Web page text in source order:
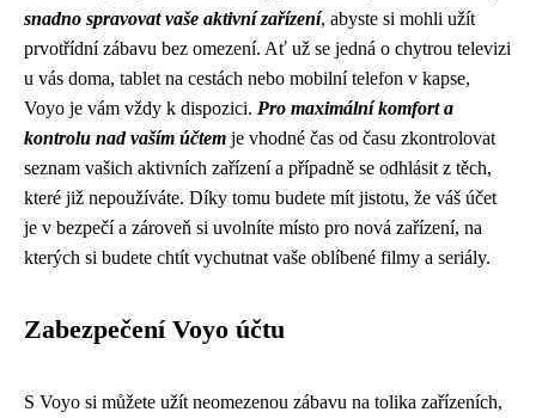
snadno spravovat vaše aktivní zařízení, abyste si mohli užít
prvotřídní zábavu bez omezení. Ať už se jedná o chytrou televizi
u vás doma, tablet na cestách nebo mobilní telefon v kapse,
Voyo je vám vždy k dispozici. Pro maximální komfort a
kontrolu nad vaším účtem je vhodné čas od času zkontrolovat
seznam vašich aktivních zařízení a případně se odhlásit z těch,
které již nepoužíváte. Díky tomu budete mít jistotu, že váš účet
je v bezpečí a zároveň si uvolníte místo pro nová zařízení, na
kterých si budete chtít vychutnat vaše oblíbené filmy a seriály.
Zabezpečení Voyo účtu
S Voyo si můžete užít neomezenou zábavu na tolika zařízeních,